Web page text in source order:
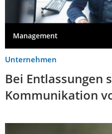
Management
Unternehmen
Bei Entlassungen
Kommunikation